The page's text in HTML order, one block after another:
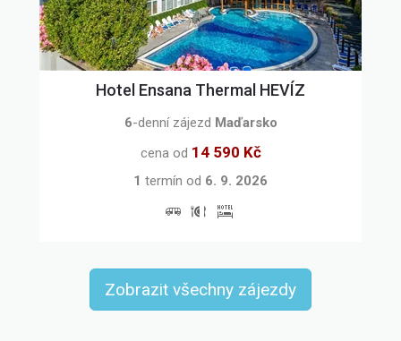
Hotel Ensana Thermal HEVÍZ
6-denní zájezd Maďarsko
cena od 14 590 Kč
1 termín od 6. 9. 2026
Zobrazit všechny zájezdy